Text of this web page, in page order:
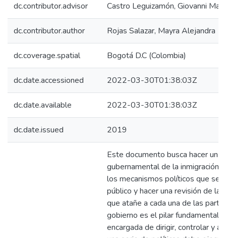
dc.contributor.advisor Castro Leguizamón, Giovanni
dc.contributor.author Rojas Salazar, Mayra Alejandra
dc.coverage.spatial Bogotá D.C (Colombia)
dc.date.accessioned 2022-03-30T01:38:03Z
dc.date.available 2022-03-30T01:38:03Z
dc.date.issued 2019
Este documento busca hacer un
gubernamental de la inmigración
los mecanismos políticos que se
público y hacer una revisión de la
que atañe a cada una de las
gobierno es el pilar fundamental
encargada de dirigir, controlar y